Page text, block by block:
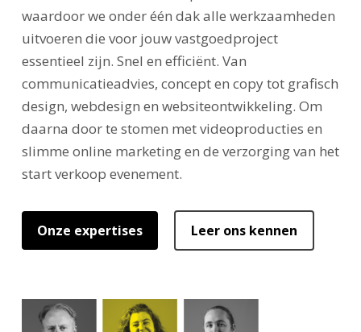
waardoor we onder één dak alle werkzaamheden
uitvoeren die voor jouw vastgoedproject
essentieel zijn. Snel en efficiënt. Van
communicatieadvies, concept en copy tot grafisch
design, webdesign en websiteontwikkeling. Om
daarna door te stomen met videoproducties en
slimme online marketing en de verzorging van het
start verkoop evenement.
Onze expertises Leer ons kennen